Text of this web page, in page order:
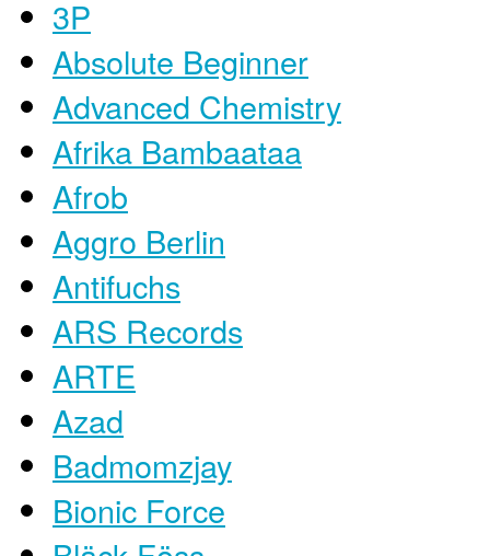
3P
Absolute Beginner
Advanced Chemistry
Afrika Bambaataa
Afrob
Aggro Berlin
Antifuchs
ARS Records
ARTE
Azad
Badmomzjay
Bionic Force